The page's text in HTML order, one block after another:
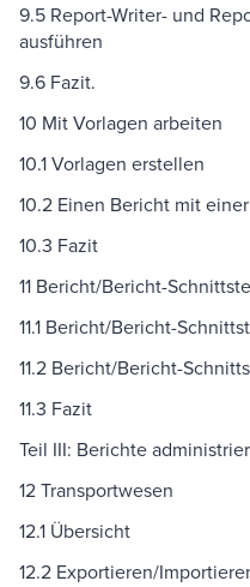
9.5 Report-Writer- und
ausführen
9.6 Fazit.
10 Mit Vorlagen arbeiten
10.1 Vorlagen erstellen
10.2 Einen Bericht mit
10.3 Fazit
11 Bericht/Bericht-
11.1 Bericht/Bericht-
11.2 Bericht/Bericht-
11.3 Fazit
Teil III: Berichte
12 Transportwesen
12.1 Übersicht
12.2 Exportieren/